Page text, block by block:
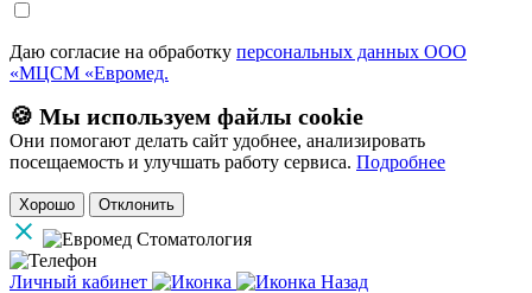
Даю согласие на обработку персональных данных ООО
«МЦСМ «Евромед.
🍪 Мы используем файлы cookie
Они помогают делать сайт удобнее, анализировать
посещаемость и улучшать работу сервиса. Подробнее
Хорошо Отклонить
Личный кабинет
Назад